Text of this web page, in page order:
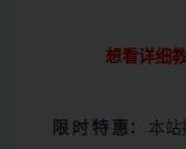
想看详细
限 时 特 惠： 本站